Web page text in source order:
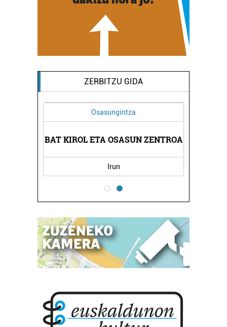
ZERBITZU GIDA
Osasungintza
BAT KIROL ETA OSASUN ZENTROA
Irun